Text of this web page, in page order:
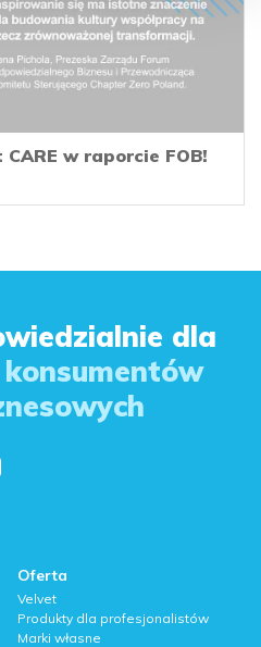
w raporcie FOB!
dla
Oferta
Velvet
Produkty dla profesjonalistów
Marki własne